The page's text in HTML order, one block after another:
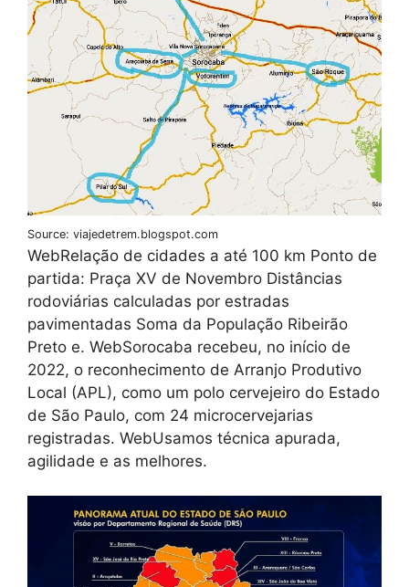
Source: viajedetrem.blogspot.com
WebRelação de cidades a até 100 km Ponto de
partida: Praça XV de Novembro Distâncias
rodoviárias calculadas por estradas
pavimentadas Soma da População Ribeirão
Preto e. WebSorocaba recebeu, no início de
2022, o reconhecimento de Arranjo Produtivo
Local (APL), como um polo cervejeiro do Estado
de São Paulo, com 24 microcervejarias
registradas. WebUsamos técnica apurada,
agilidade e as melhores.